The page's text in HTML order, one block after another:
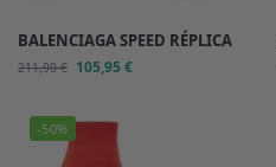
BALENCIAGA SPEED RÉPLICA
211,90€ 105,95€
-50%